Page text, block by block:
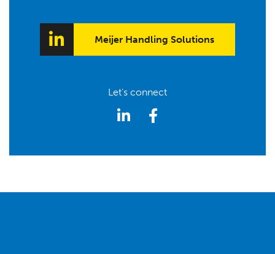
Meijer Handling Solutions
Let's connect